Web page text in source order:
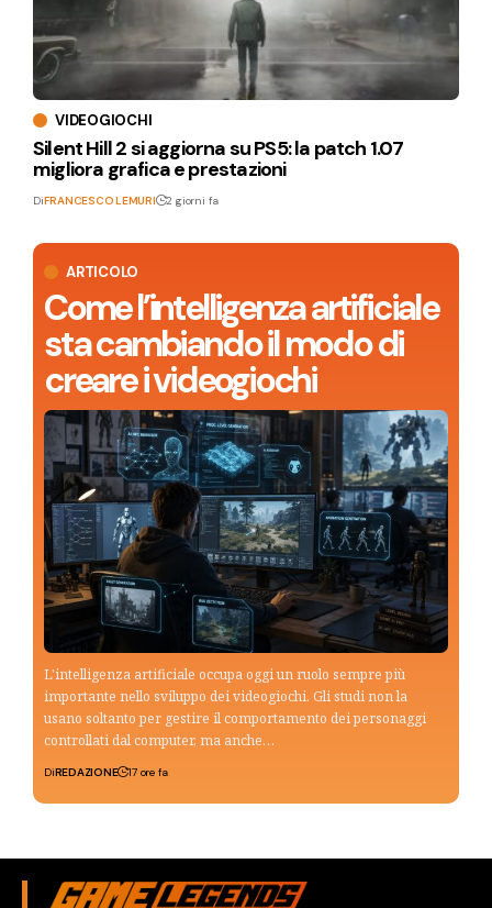
ARTICOLO
Come l’intelligenza artificiale
sta cambiando il modo di
creare i videogiochi
L'intelligenza artificiale occupa oggi un ruolo sempre più
importante nello sviluppo dei videogiochi. Gli studi non la
usano soltanto per gestire il comportamento dei personaggi
controllati dal computer, ma anche…
DiREDAZIONE 17 ore fa
VIDEOGIOCHI
Silent Hill 2 si aggiorna su PS5: la patch 1.07
migliora grafica e prestazioni
DiFRANCESCO LEMURI 2 giorni fa